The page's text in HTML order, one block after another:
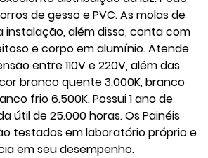
de gesso e PVC. As molas de
além disso, conta com
e corpo em alumínio. Atende
entre 110V e 220V, além das
branco quente 3.000K, branco
frio 6.500K. Possui 1 ano de
útil de 25.000 horas. Os Painéis
testados em laboratório próprio e
em seu desempenho.